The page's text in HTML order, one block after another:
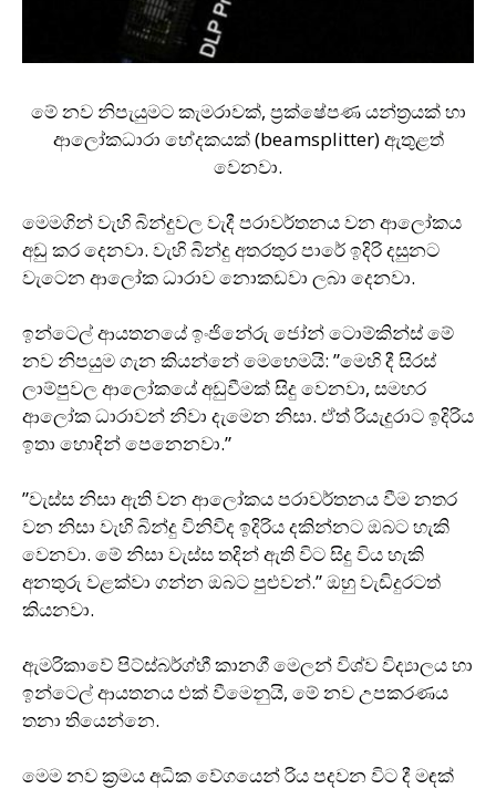
මේ නව නිපැයුමට කැමරාවක්, ප‍්‍රක්ෂේපණ යන්ත‍්‍රයක් හා
ආලෝකධාරා භේදකයක් (beamsplitter) ඇතුළත්
වෙනවා.
මෙමගින් වැහි බින්දුවල වැදී පරාවර්තනය වන ආලෝකය
අඩු කර දෙනවා. වැහි බින්දු අතරතුර පාරේ ඉදිරි දසුනට
වැටෙන ආලෝක ධාරාව නොකඩවා ලබා දෙනවා.
ඉන්ටෙල් ආයතනයේ ඉංජිනේරු ජෝන් ටොම්කින්ස් මේ
නව නිපයුම ගැන කියන්නේ මෙහෙමයි: ”මෙහි දී සිරස්
ලාම්පුවල ආලෝකයේ අඩුවීමක් සිදු වෙනවා, සමහර
ආලෝක ධාරාවන් නිවා දැමෙන නිසා. ඒත් රියැදුරාට ඉදිරිය
ඉතා හොඳින් පෙනෙනවා.”
”වැස්ස නිසා ඇති වන ආලෝකය පරාවර්තනය වීම නතර
වන නිසා වැහි බින්දු විනිවිද ඉදිරිය දකින්නට ඔබට හැකි
වෙනවා. මේ නිසා වැස්ස තදින් ඇති විට සිදු විය හැකි
අනතුරු වළක්වා ගන්න ඔබට පුළුවන්.” ඔහු වැඩිදුරටත්
කියනවා.
ඇමරිකාවේ පිට්ස්බර්ග්හී කානගී මෙලන් විශ්ව විද්‍යාලය හා
ඉන්ටෙල් ආයතනය එක් වීමෙනුයි, මේ නව උපකරණය
තනා තියෙන්නෙ.
මෙම නව ක‍්‍රමය අධික වේගයෙන් රිය පදවන විට දී මඳක්